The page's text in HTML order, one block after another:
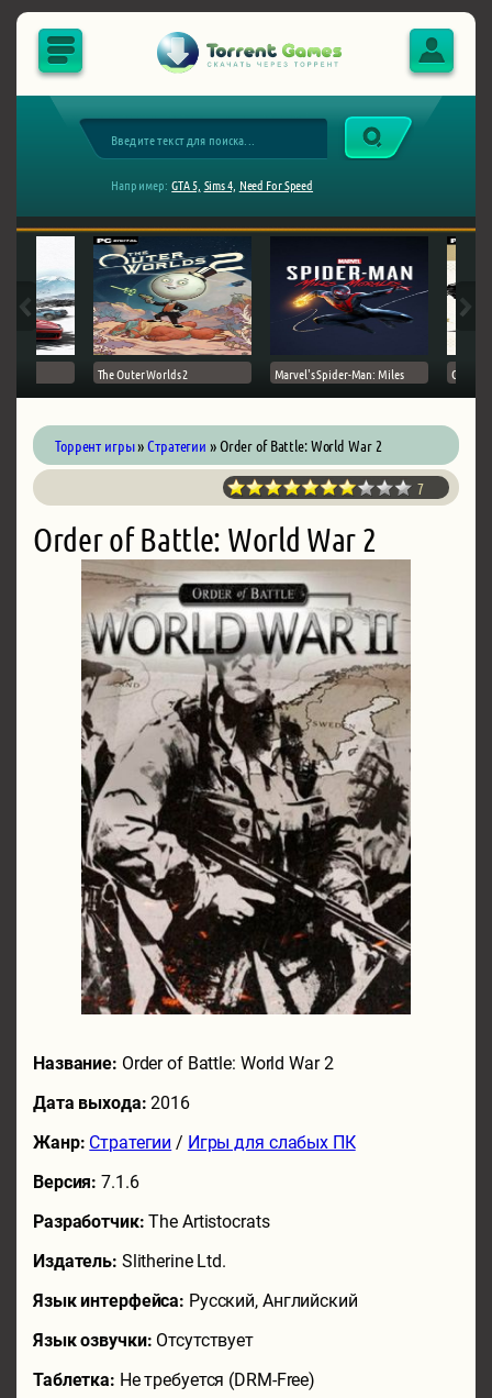
Например: GTA 5, Sims 4, Need For Speed
The Outer Worlds 2 Marvel's Spider-Man: Miles Ghost
Торрент игры»Стратегии » Order of Battle: World War 2
7
Order of Battle: World War 2
Название: Order of Battle: World War 2
Дата выхода:2016
Жанр: Стратегии / Игры для слабых ПК
Версия:7.1.6
Разработчик:The Artistocrats
Издатель: Slitherine Ltd.
Язык интерфейса: Русский, Английский
Язык озвучки: Отсутствует
Таблетка: Не требуется (DRM-Free)